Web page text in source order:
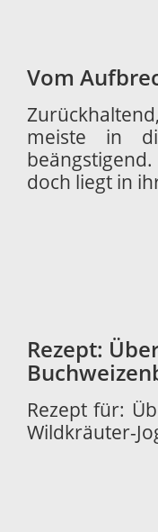
Vom
meiste in
doch liegt in
Rezept:
Rezept für:
Wildkräuter-